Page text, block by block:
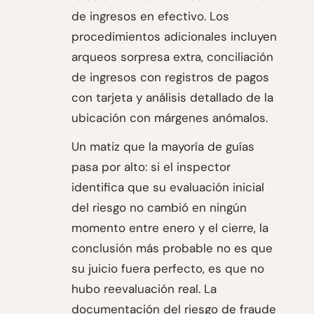
de ingresos en efectivo. Los
procedimientos adicionales incluyen
arqueos sorpresa extra, conciliación
de ingresos con registros de pagos
con tarjeta y análisis detallado de la
ubicación con márgenes anómalos.
Un matiz que la mayoría de guías
pasa por alto: si el inspector
identifica que su evaluación inicial
del riesgo no cambió en ningún
momento entre enero y el cierre, la
conclusión más probable no es que
su juicio fuera perfecto, es que no
hubo reevaluación real. La
documentación del riesgo de fraude